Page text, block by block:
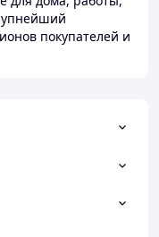
покупателей и